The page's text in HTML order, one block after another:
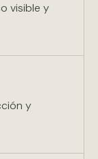
visible y
y